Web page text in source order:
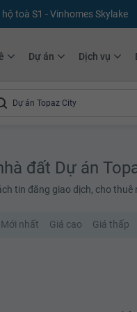
+10.000Thành viên
Dự án Dịch vụ
đất Dự án
tin đăng giao dịch, cho thuê
Mới nhất Giá cao Giá thấp